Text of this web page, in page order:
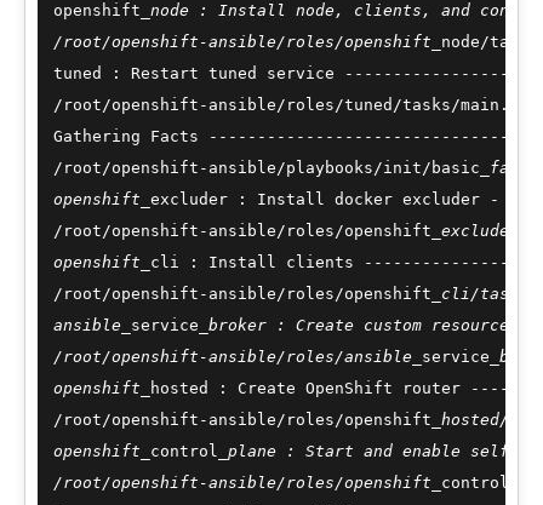
openshift _node : Install node, clients,
/root/openshift-ansible/roles/openshift_ node/
tuned : Restart tuned service
/root/openshift-ansible/roles/tuned/
Gathering Facts
/root/openshift-ansible/playbooks/init/basic
openshift_ excluder : Install docker
/root/openshift-ansible/roles/openshift
openshift_ cli : Install clients
/root/openshift-ansible/roles/openshift _cli/
ansible_ service _broker : Create custom
/root/openshift-ansible/roles/ansible_ service
openshift_
hosted : Create OpenShift
/root/openshift-ansible/roles/openshift
openshift_ control _plane : Start and enable
/root/openshift-ansible/roles/openshift_ control